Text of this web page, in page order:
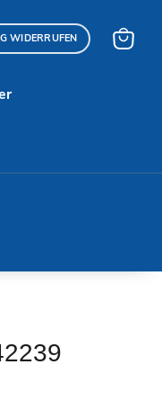
WIDERRUFEN